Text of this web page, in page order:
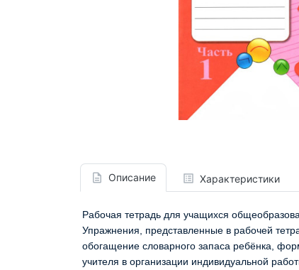
Описание Характеристики
Рабочая тетрадь для учащихся
Упражнения, представленные в рабочей
обогащение словарного запаса ребёнка,
учителя в организации индивидуальной